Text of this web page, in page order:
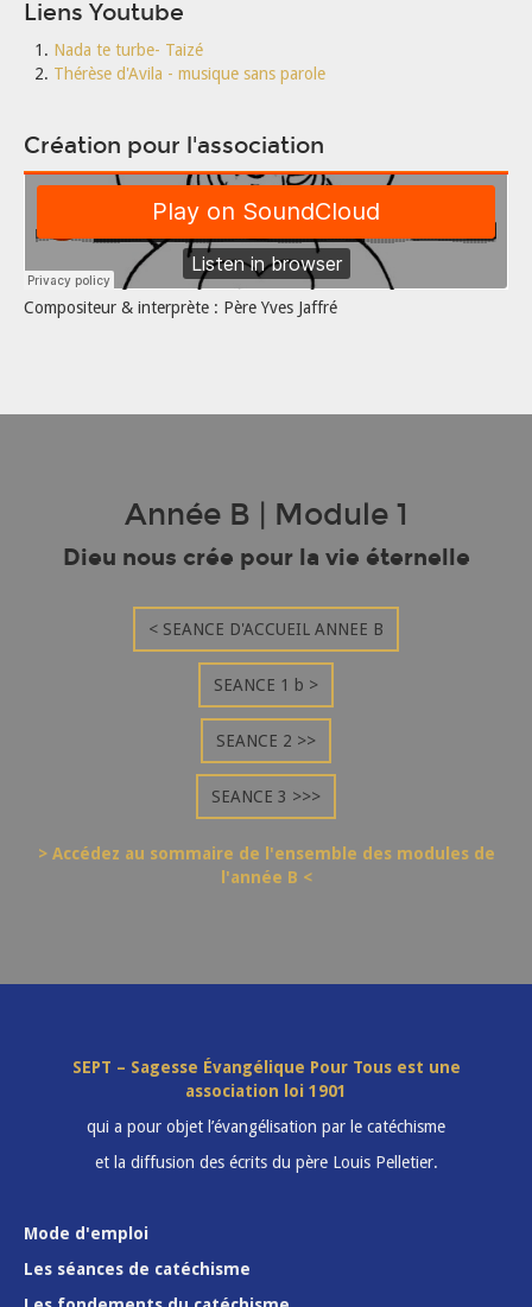
Liens Youtube
Nada te turbe- Taizé
Thérèse d'Avila - musique sans parole
Création pour l'association
Compositeur & interprète : Père Yves Jaffré
Année B | Module 1
Dieu nous crée pour la vie éternelle
< SEANCE D'ACCUEIL ANNEE B
SEANCE 1 b >
SEANCE 2 >>
SEANCE 3 >>>
> Accédez au sommaire de l'ensemble des modules de
l'année B <
SEPT – Sagesse Évangélique Pour Tous est une
association loi 1901
qui a pour objet l’évangélisation par le catéchisme
et la diffusion des écrits du père Louis Pelletier.
Mode d'emploi
Les séances de catéchisme